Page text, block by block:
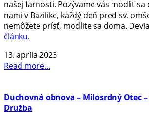
našej farnosti. Pozývame vás modliť sa
nami v Bazilike, každý deň pred sv.
nemôžete prísť, modlite sa doma.
článku.
13. apríla 2023
Read more...
Duchovná obnova – Milosrdný Otec –
Družba